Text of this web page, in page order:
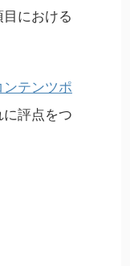
における
ンテンツポ
評点をつ